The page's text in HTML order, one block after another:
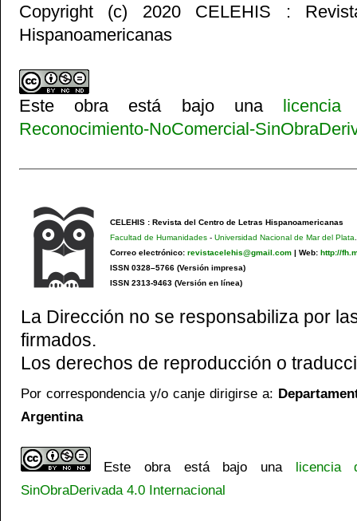
Copyright (c) 2020 CELEHIS :
Hispanoamericanas
Este obra está bajo una
Reconocimiento-NoComercial-
CELEHIS : Revista del Centro de Letras Hispanoamericanas
Facultad de Humanidades- Universidad Nacional de Mar del Plata
Correo electrónico: revistacelehis@gmail.com| Web: http://
ISSN 0328–5766 (Versión impresa)
ISSN 2313-9463 (Versión en línea)
La Dirección no se responsabiliza por
firmados.
Los derechos de reproducción o
Por correspondencia y/o canje dirigirse a:
Argentina
Este obra está bajo una licencia
SinObraDerivada 4.0 Internacional